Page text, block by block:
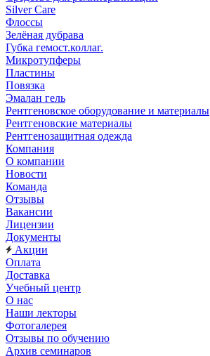
Silver Care
Флоссы
Зелёная дубрава
Губка гемост.коллаг.
Микротупферы
Пластины
Повязка
Эмалан гель
Рентгеновское оборудование и материалы
Рентгеновские материалы
Рентгенозащитная одежда
Компания
О компании
Новости
Команда
Отзывы
Вакансии
Лицензии
Документы
Акции
Оплата
Доставка
Учебный центр
О нас
Наши лекторы
Фотогалерея
Отзывы по обучению
Архив семинаров